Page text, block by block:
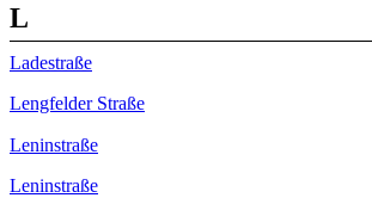
L
Ladestraße
Lengfelder Straße
Leninstraße
Leninstraße